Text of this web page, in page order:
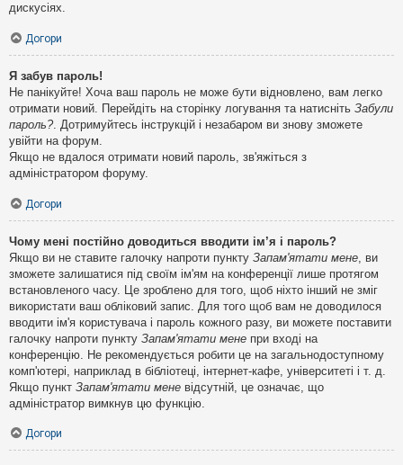
дискусіях.
Догори
Я забув пароль!
Не панікуйте! Хоча ваш пароль не може бути відновлено, вам легко
отримати новий. Перейдіть на сторінку логування та натисніть Забули
пароль?. Дотримуйтесь інструкцій і незабаром ви знову зможете
увійти на форум.
Якщо не вдалося отримати новий пароль, зв'яжіться з
адміністратором форуму.
Догори
Чому мені постійно доводиться вводити ім’я і пароль?
Якщо ви не ставите галочку напроти пункту Запам'ятати мене , ви
зможете залишатися під своїм ім'ям на конференції лише протягом
встановленого часу. Це зроблено для того, щоб ніхто інший не зміг
використати ваш обліковий запис. Для того щоб вам не доводилося
вводити ім'я користувача і пароль кожного разу, ви можете поставити
галочку напроти пункту Запам'ятати мене при вході на
конференцію. Не рекомендується робити це на загальнодоступному
комп'ютері, наприклад в бібліотеці, інтернет-кафе, університеті і т. д.
Якщо пункт Запам'ятати мене відсутній, це означає, що
адміністратор вимкнув цю функцію.
Догори